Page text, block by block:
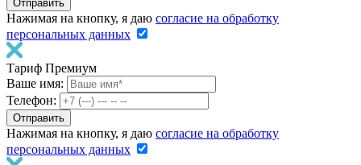
Нажимая на кнопку, я даю согласие на обработку
персональных данных
Тариф Премиум
Ваше имя:
Телефон:
Нажимая на кнопку, я даю согласие на обработку
персональных данных